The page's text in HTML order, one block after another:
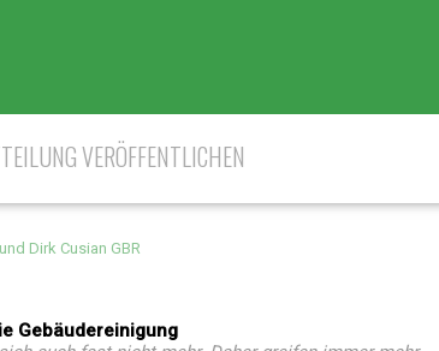
VERÖFFENTLICHEN
Dirk Cusian GBR
Gebäudereinigung